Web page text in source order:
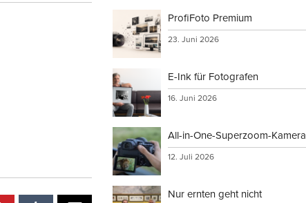
ProfiFoto Premium
23. Juni 2026
E-Ink für Fotografen
16. Juni 2026
All-in-One-Superzoom-Kamera
12. Juli 2026
Nur ernten geht nicht